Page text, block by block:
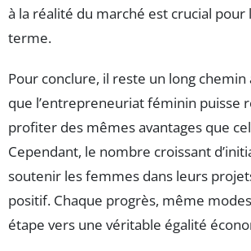
à la réalité du marché est crucial pour
terme.
Pour conclure, il reste un long
que l’entrepreneuriat féminin puisse
profiter des mêmes avantages que
Cependant, le nombre croissant
soutenir les femmes dans leurs
positif. Chaque progrès, même
étape vers une véritable égalité